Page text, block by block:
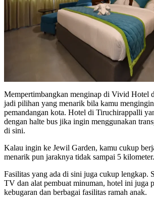
Mempertimbangkan menginap di Vivid Hotel
jadi pilihan yang menarik bila kamu
pemandangan kota. Hotel di Tiruchirappalli
dengan halte bus jika ingin menggunakan
di sini.
Kalau ingin ke Jewil Garden, kamu cukup
menarik pun jaraknya tidak sampai 5 kilometer.
Fasilitas yang ada di sini juga cukup lengkap.
TV dan alat pembuat minuman, hotel ini juga
kebugaran dan berbagai fasilitas ramah anak.